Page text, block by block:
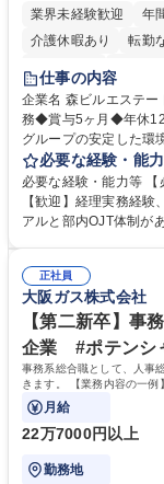
業界未経験歓迎
年
介護休暇あり
転勤
経験者歓迎
完全週休2日制
交
仕事の内容
企業名 森ビルエステートサービス株
務◆賞与5ヶ月◆年休120日◆
グループの安定した環
をお任せします。 労務
度改定などのコア業務に
理、給与計算、社会
き、社内規定の改定や
でも質問・相談できる
集職種 【森ビルG】
リモート可
必要な経験・能
必要な経験・能力等
【歓迎】経理実務経
アルと部内OJT体制が
務に挑戦できるため、
きます。 残業少なめ、
ち長期活躍できる環境
キャリアを築きたい」
歴・資格 学歴：大学院
簿記検定1級 日商簿記
正社員
大阪ガス株式会社
【第二新卒】事
企業 #ポテンシ
事務系総合職として、人事
きます。 【業務内容の一
門の企画スタッフ、ルート営
月給
22万7000円以上
勤務地